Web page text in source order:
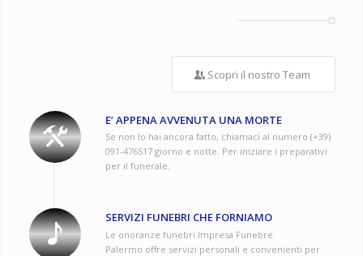
Scopri il nostro Team
E’ APPENA AVVENUTA UNA MORTE
Se non lo hai ancora fatto, chiamaci al numero (+39)
091-476517 giorno e notte. Per iniziare i preparativi
per il funerale.
SERVIZI FUNEBRI CHE FORNIAMO
Le onoranze funebri Impresa Funebre
Palermo offre servizi personali e convenienti per